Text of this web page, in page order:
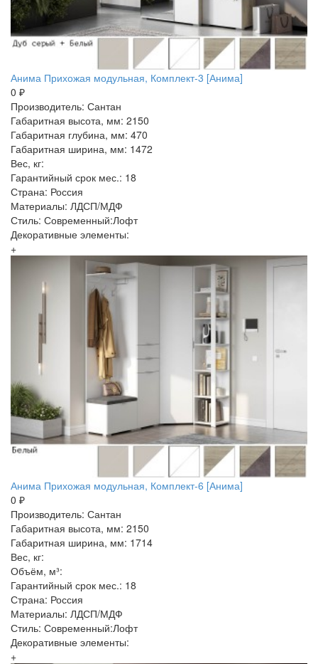
Анима Прихожая модульная, Комплект-3 [Анима]
0 ₽
Производитель: Сантан
Габаритная высота, мм: 2150
Габаритная глубина, мм: 470
Габаритная ширина, мм: 1472
Вес, кг:
Гарантийный срок мес.: 18
Страна: Россия
Материалы: ЛДСП/МДФ
Стиль: Современный:Лофт
Декоративные элементы:
+
Анима Прихожая модульная, Комплект-6 [Анима]
0 ₽
Производитель: Сантан
Габаритная высота, мм: 2150
Габаритная ширина, мм: 1714
Вес, кг:
Объём, м³:
Гарантийный срок мес.: 18
Страна: Россия
Материалы: ЛДСП/МДФ
Стиль: Современный:Лофт
Декоративные элементы:
+